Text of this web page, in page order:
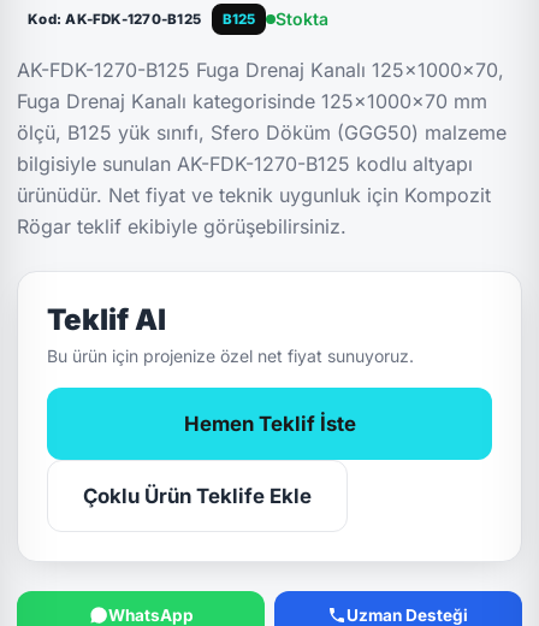
Kod: AK-FDK-1270-B125 B125 Stokta
AK-FDK-1270-B125 Fuga Drenaj Kanalı 125x1000x70,
Fuga Drenaj Kanalı kategorisinde 125x1000x70 mm
ölçü, B125 yük sınıfı, Sfero Döküm (GGG50) malzeme
bilgisiyle sunulan AK-FDK-1270-B125 kodlu altyapı
ürünüdür. Net fiyat ve teknik uygunluk için Kompozit
Rögar teklif ekibiyle görüşebilirsiniz.
Teklif Al
Bu ürün için projenize özel net fiyat sunuyoruz.
Hemen Teklif İste
Çoklu Ürün Teklife Ekle
WhatsApp Uzman Desteği